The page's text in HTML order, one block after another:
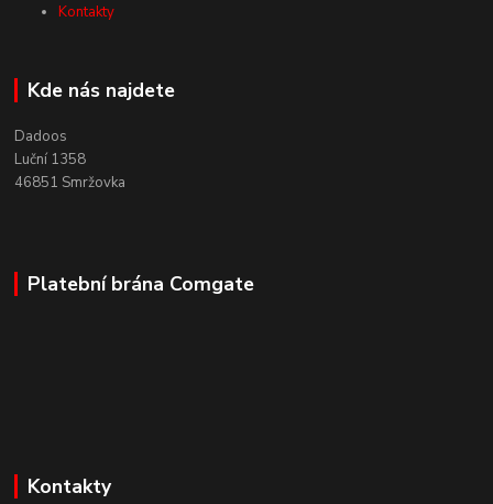
Kontakty
Kde nás najdete
Dadoos
Luční 1358
46851 Smržovka
Platební brána Comgate
Kontakty